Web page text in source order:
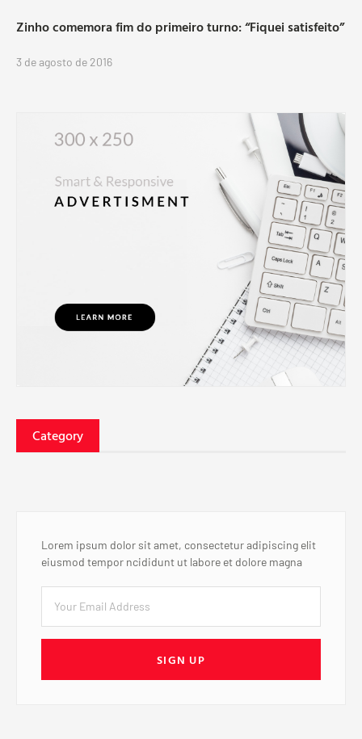
Zinho comemora fim do primeiro turno: “Fiquei satisfeito”
3 de agosto de 2016
Category
Lorem ipsum dolor sit amet, consectetur adipiscing elit
eiusmod tempor ncididunt ut labore et dolore magna
SIGN UP